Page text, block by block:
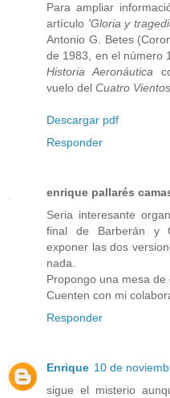
Para ampliar
artículo 'Gloria y
Antonio G. Betes
de 1983, en el número
Historia Aeronáutica
vuelo del Cuatro Vientos
Descargar pdf
Responder
enrique pallarés
Seria interesante
final de Barberán y
exponer las dos
nada.
Propongo una mesa de
Cuenten con mi
Responder
Enrique 10 de
sigue el misterio